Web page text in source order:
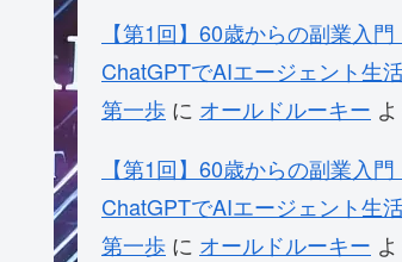
【第1回】60歳からの副業入門
ChatGPTでAIエージェント生
第一歩 に オールドルーキー
【第1回】60歳からの副業入門
ChatGPTでAIエージェント生
第一歩 に オールドルーキー